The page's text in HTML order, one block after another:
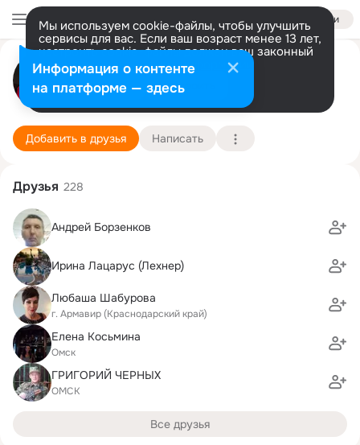
Войти
Мы используем cookie-файлы, чтобы улучшить
сервисы для вас. Если ваш возраст менее 13 лет,
настроить cookie-файлы должен ваш законный
представитель. Больше информации
Разрешить все Настроить
Марина Кузина (Петренко)
Омск ISQ421969851
Подробнее
Добавить в друзья Написать
Друзья 228
Андрей Борзенков
Ирина Лацарус (Лехнер)
Любаша Шабурова
г. Армавир (Краснодарский край)
Елена Косьмина
Омск
ГРИГОРИЙ ЧЕРНЫХ
ОМСК
Все друзья
Информация о контенте
на платформе — здесь